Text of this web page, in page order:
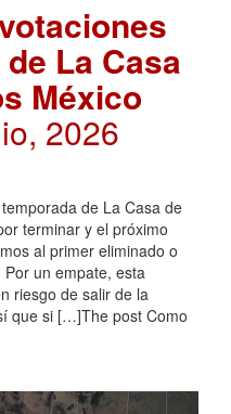
La Casa
México
2026
de La Casa de
terminar y el próximo
al primer eliminado o
un empate, esta
riesgo de salir de la
que si […]The post Como